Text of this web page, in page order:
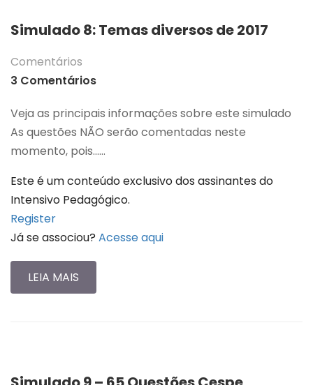
Simulado 8: Temas diversos de 2017
Comentários
3 Comentários
Veja as principais informações sobre este simulado
As questões NÃO serão comentadas neste
momento, pois…...
Este é um conteúdo exclusivo dos assinantes do
Intensivo Pedagógico.
Register
Já se associou? Acesse aqui
LEIA MAIS